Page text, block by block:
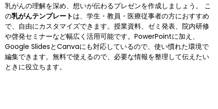
乳がんの理解を深め、想いが伝わるプレゼンを作成しましょう。 こ
の乳がんテンプレートは、学生・教員・医療従事者の方におすすめ
で、自由にカスタマイズできます。授業資料、ゼミ発表、院内研修
や啓発セミナーなど幅広く活用可能です。PowerPointに加え、
Google SlidesとCanvaにも対応しているので、使い慣れた環境で
編集できます。無料で使えるので、必要な情報を整理して伝えたい
ときに役立ちます。